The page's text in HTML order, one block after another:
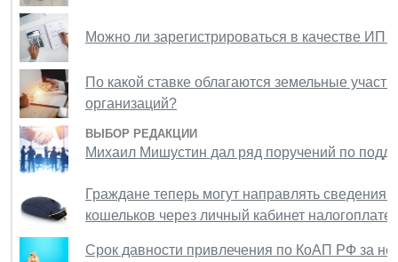
Можно ли зарегистрироваться в качестве ИП
По какой ставке облагаются земельные
организаций?
ВЫБОР РЕДАКЦИИ
Михаил Мишустин дал ряд поручений по
Граждане теперь могут направлять сведения
кошельков через личный кабинет
Срок давности привлечения по КоАП РФ за